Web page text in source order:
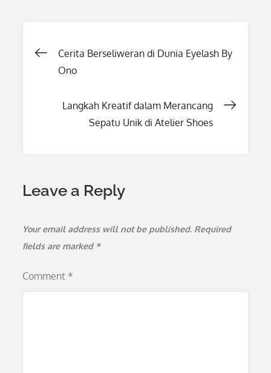
PostCerita Berseliweran di Dunia Eyelash By
Ono
Langkah Kreatif dalam Merancang
Sepatu Unik di Atelier Shoes
Leave a Reply
Your email address will not be published. Required
fields are marked *
Comment *